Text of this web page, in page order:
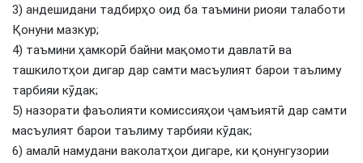
3) андешидани тадбирҳо оид ба таъмини риояи талаботи
Қонуни мазкур;
4) таъмини ҳамкорӣ байни мақомоти давлатӣ ва
ташкилотҳои дигар дар самти масъулият барои таълиму
тарбияи кӯдак;
5) назорати фаъолияти комиссияҳои ҷамъиятӣ дар самти
масъулият барои таълиму тарбияи кӯдак;
6) амалӣ намудани ваколатҳои дигаре, ки қонунгузории